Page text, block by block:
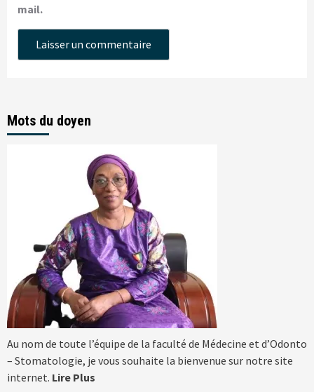
mail.
Mots du doyen
Au nom de toute l’équipe de la faculté de Médecine et d’Odonto
– Stomatologie, je vous souhaite la bienvenue sur notre site
internet. Lire Plus